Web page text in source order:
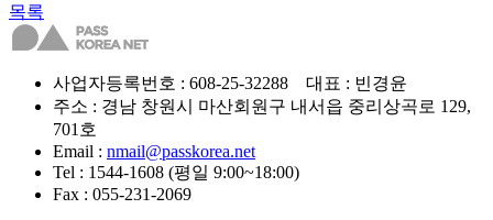
목록
사업자등록번호 : 608-25-32288 대표 : 빈경윤
주소 : 경남 창원시 마산회원구 내서읍 중리상곡로 129,
701호
Email : nmail@passkorea.net
Tel : 1544-1608 (평일 9:00~18:00)
Fax : 055-231-2069